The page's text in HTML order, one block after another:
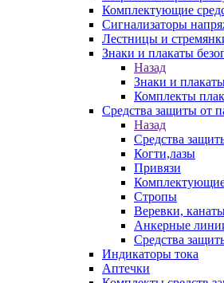
Комплектующие
Сигнализаторы
Лестницы и
Знаки и плакаты
Назад
Знаки и
Комплекты
Средства защиты от
Назад
Средства
Когти,лазы
Привязи
Стропы
Веревки,
Анкерные
Средства
Индикаторы тока
Аптечки